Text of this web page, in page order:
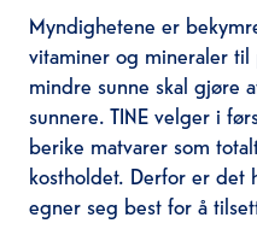
Myndighetene er
vitaminer og mineraler til
mindre sunne skal gjøre
sunnere. TINE velger i
berike matvarer som
kostholdet. Derfor er det
egner seg best for å